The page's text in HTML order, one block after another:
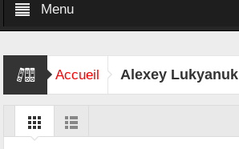
Menu
Accueil Alexey Lukyanuk